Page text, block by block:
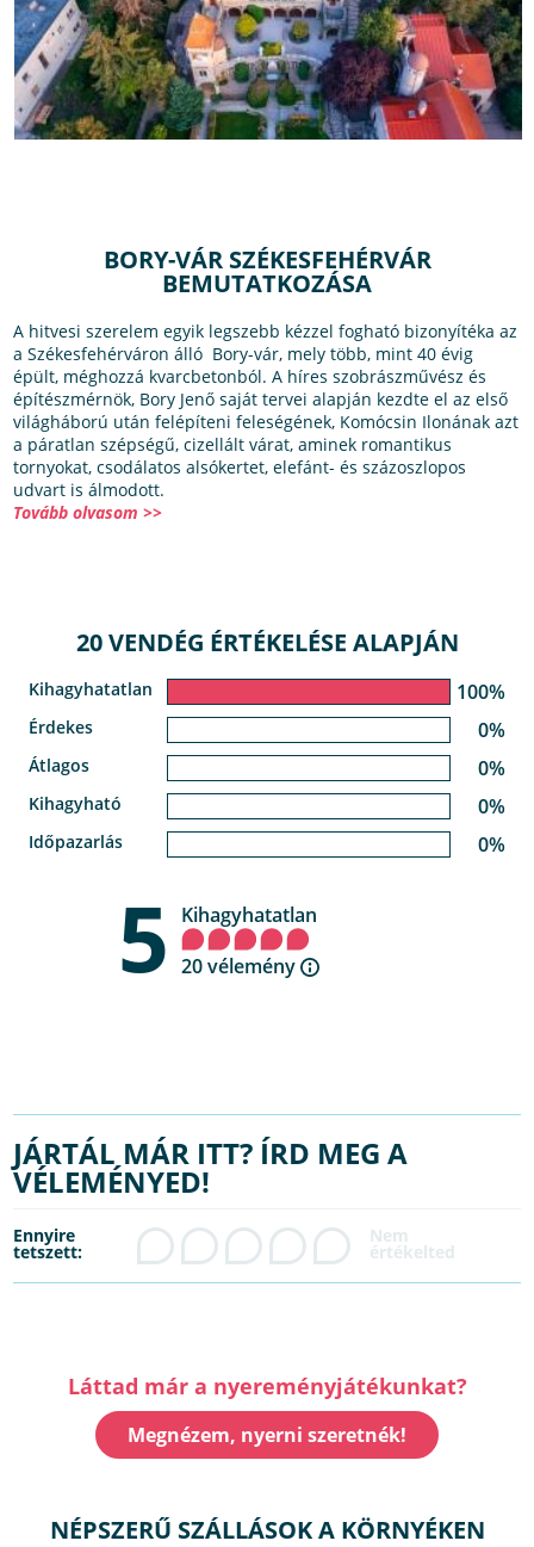
BORY-VÁR SZÉKESFEHÉRVÁR
BEMUTATKOZÁSA
A hitvesi szerelem egyik legszebb kézzel fogható bizonyítéka az
a Székesfehérváron álló Bory-vár, mely több, mint 40 évig
épült, méghozzá kvarcbetonból. A híres szobrászművész és
építészmérnök, Bory Jenő saját tervei alapján kezdte el az első
világháború után felépíteni feleségének, Komócsin Ilonának azt
a páratlan szépségű, cizellált várat, aminek romantikus
tornyokat, csodálatos alsókertet, elefánt- és százoszlopos
udvart is álmodott.
Tovább olvasom >>
20 VENDÉG ÉRTÉKELÉSE ALAPJÁN
Kihagyhatatlan 100%
Érdekes 0%
Átlagos 0%
Kihagyható 0%
Időpazarlás 0%
5
Kihagyhatatlan
20 vélemény
JÁRTÁL MÁR ITT? ÍRD MEG A
VÉLEMÉNYED!
Ennyire
tetszett:
Láttad már a nyereményjátékunkat?
Megnézem, nyerni szeretnék!
NÉPSZERŰ SZÁLLÁSOK A KÖRNYÉKEN